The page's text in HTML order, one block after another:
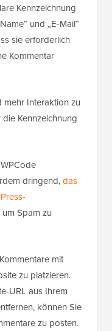
Kennzeichnung
und „E-Mail“
sie erforderlich
Kommentar
mehr Interaktion zu
Kennzeichnung
dringend,das
um Spam zu
mit
zu platzieren.
URL aus Ihrem
können Sie
zu posten.